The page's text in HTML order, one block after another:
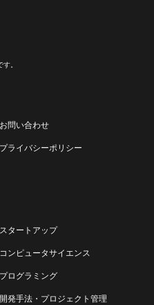
。
お問い合わせ
プライバシーポリシー
スタートアップ
コンピュータサイエンス
プログラミング
開発手法・プロジェクト管理